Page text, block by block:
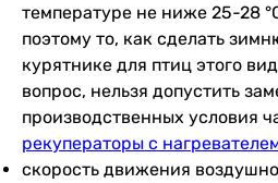
температуре не ниже 25-28
поэтому то, как сделать
курятнике для птиц этого
вопрос, нельзя допустить
производственных условия
рекуператоры с
скорость движения